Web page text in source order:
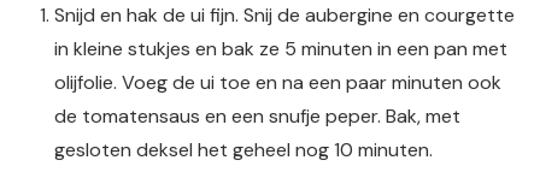
Snijd en hak de ui fijn. Snij de aubergine en courgette
in kleine stukjes en bak ze 5 minuten in een pan met
olijfolie. Voeg de ui toe en na een paar minuten ook
de tomatensaus en een snufje peper. Bak, met
gesloten deksel het geheel nog 10 minuten.